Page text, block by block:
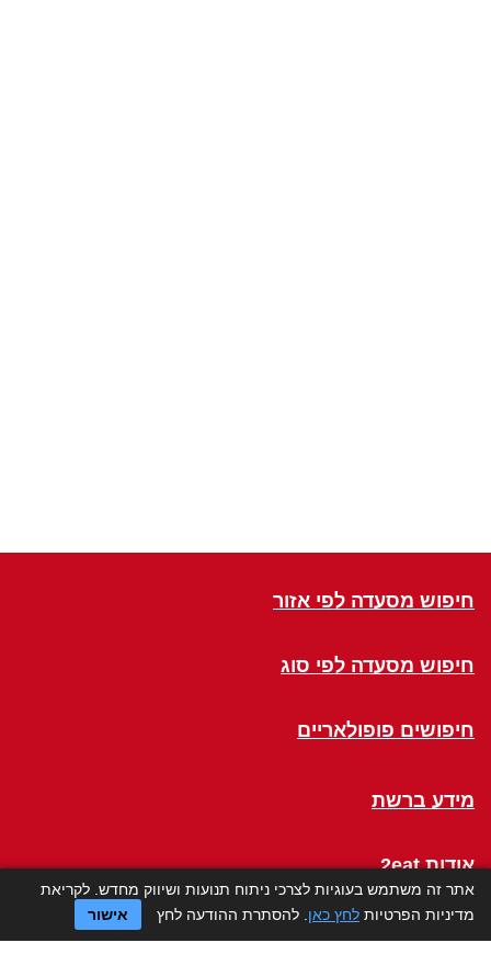
חיפוש מסעדה לפי אזור
חיפוש מסעדה לפי סוג
חיפושים פופולאריים
מידע ברשת
אודות 2eat
Click a Table
אתר זה משתמש בעוגיות לצרכי ניתוח תנועות ושיווק מחדש. לקריאת
מדיניות הפרטיות לחץ כאן . להסתרת ההודעה לחץ אישור